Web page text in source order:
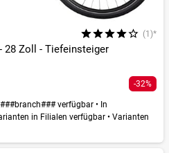
(1)*
28 Zoll - Tiefeinsteiger
-32%
verfügbar • In
in Filialen verfügbar • Varianten